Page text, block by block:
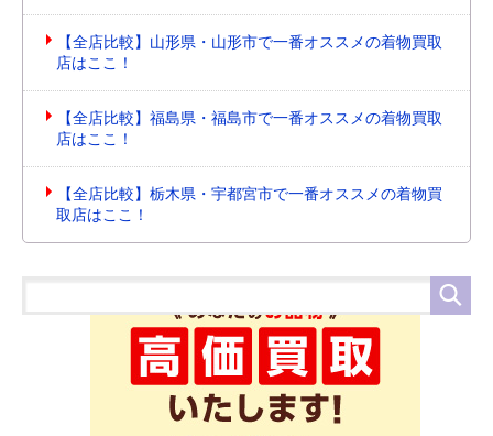
【全店比較】山形県・山形市で一番オススメの着物買取
店はここ！
【全店比較】福島県・福島市で一番オススメの着物買取
店はここ！
【全店比較】栃木県・宇都宮市で一番オススメの着物買
取店はここ！